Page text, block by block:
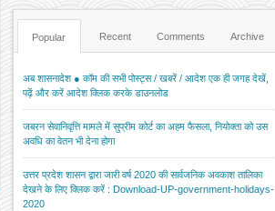
Popular Recent Comments Archive
अब शासनादेश ● कॉम की सभी पोस्ट्स / खबरें / आदेश एक ही जगह देखें,
पढ़ें और करें आदेश क्लिक करके डाउनलोड
जबरन सेवानिवृत्ति मामले में सुप्रीम कोर्ट का अहम फैसला, नियोक्ता को उस
अवधि का वेतन भी देना होगा
उत्तर प्रदेश शासन द्वारा जारी वर्ष 2020 की सार्वजनिक अवकाश तालिका
देखने के लिए क्लिक करें : Download-UP-government-holidays-
2020